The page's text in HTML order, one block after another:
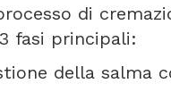
di
fasi principali:
della salma